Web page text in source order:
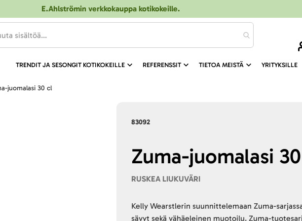
E.Ahlströmin verkkokauppa kotikokeille.
TRENDIT JA SESONGIT KOTIKOKEILLE REFERENSSIT TIETOA MEISTÄ YRITYKSILLE
juomalasi 30 cl
83092
Zuma-juomalasi
RUSKEA LIUKUVÄRI
Kelly Wearstlerin suunnittelemaan Zuma-
sävyt sekä vähäeleinen muotoilu. Zuma-